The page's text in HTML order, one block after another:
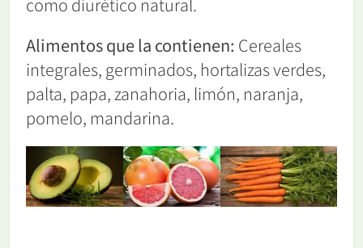
Alimentos que la contienen: Cereales
integrales, germinados, hortalizas verdes,
palta, papa, zanahoria, limón, naranja,
pomelo, mandarina.